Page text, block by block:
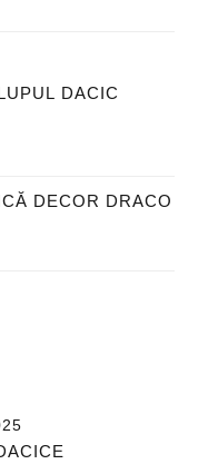
DACIC
DECOR DRACO